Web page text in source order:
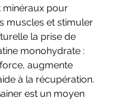
minéraux pour
muscles et stimuler
la prise de
monohydrate :
augmente
à la récupération.
est un moyen